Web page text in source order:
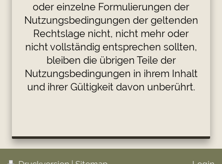
oder einzelne Formulierungen der
Nutzungsbedingungen der geltenden
Rechtslage nicht, nicht mehr oder
nicht vollständig entsprechen sollten,
bleiben die übrigen Teile der
Nutzungsbedingungen in ihrem Inhalt
und ihrer Gültigkeit davon unberührt.